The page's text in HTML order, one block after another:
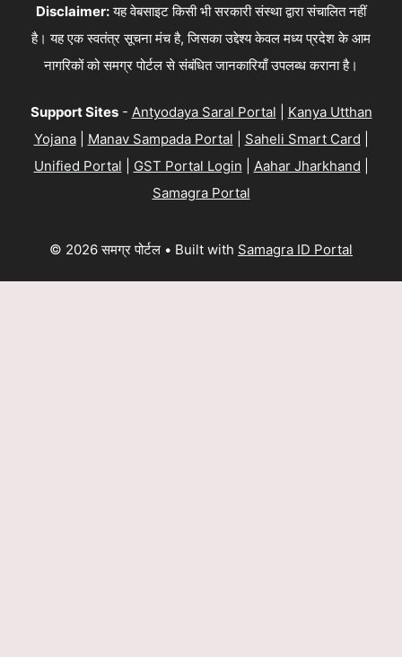
Disclaimer:यह वेबसाइट किसी भी सरकारी संस्था द्वारा संचालित नहीं
है। यह एक स्वतंत्र सूचना मंच है, जिसका उद्देश्य केवल मध्य प्रदेश के आम
नागरिकों को समग्र पोर्टल से संबंधित जानकारियाँ उपलब्ध कराना है।
Support Sites- Antyodaya Saral Portal
Kanya Utthan
Yojana| Manav Sampada Portal Saheli Smart Card
Unified Portal
GST Portal Login Aahar Jharkhand
Samagra Portal
© 2026 समग्र पोर्टल • Built with Samagra ID Portal